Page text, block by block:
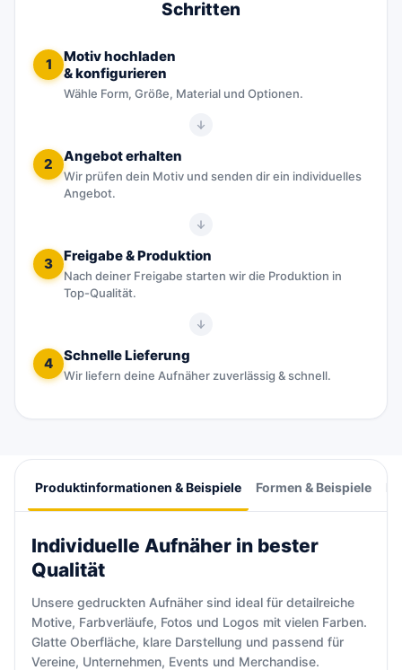
Schritten
1
Motiv hochladen
& konfigurieren
Wähle Form, Größe, Material und Optionen.
2 Angebot erhalten
Wir prüfen dein Motiv und senden dir ein individuelles
Angebot.
3 Freigabe & Produktion
Nach deiner Freigabe starten wir die Produktion in
Top-Qualität.
4 Schnelle Lieferung
Wir liefern deine Aufnäher zuverlässig & schnell.
Produktinformationen & Beispiele Formen & Beispiele
Individuelle Aufnäher in bester
Qualität
Unsere gedruckten Aufnäher sind ideal für detailreiche
Motive, Farbverläufe, Fotos und Logos mit vielen Farben.
Glatte Oberfläche, klare Darstellung und passend für
Vereine, Unternehmen, Events und Merchandise.